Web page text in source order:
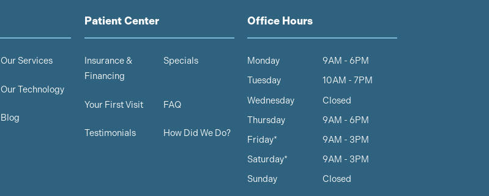
Our Services
Our Technology
Blog
Patient Center
Insurance &
Financing
Specials
Your First Visit FAQ
Testimonials How Did We Do?
Office Hours
Monday 9AM - 6PM
Tuesday 10AM - 7PM
Wednesday Closed
Thursday 9AM - 6PM
Friday* 9AM - 3PM
Saturday* 9AM - 3PM
Sunday Closed